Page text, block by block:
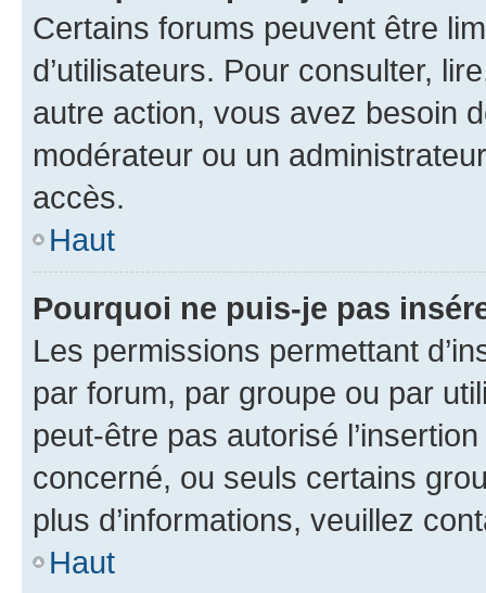
Certains forums peuvent être
d’utilisateurs. Pour consulter,
autre action, vous avez besoin
modérateur ou un
accès.
Haut
Pourquoi ne puis-je pas
Les permissions permettant
par forum, par groupe ou par
peut-être pas autorisé
concerné, ou seuls certains
plus d’informations, veuillez
Haut